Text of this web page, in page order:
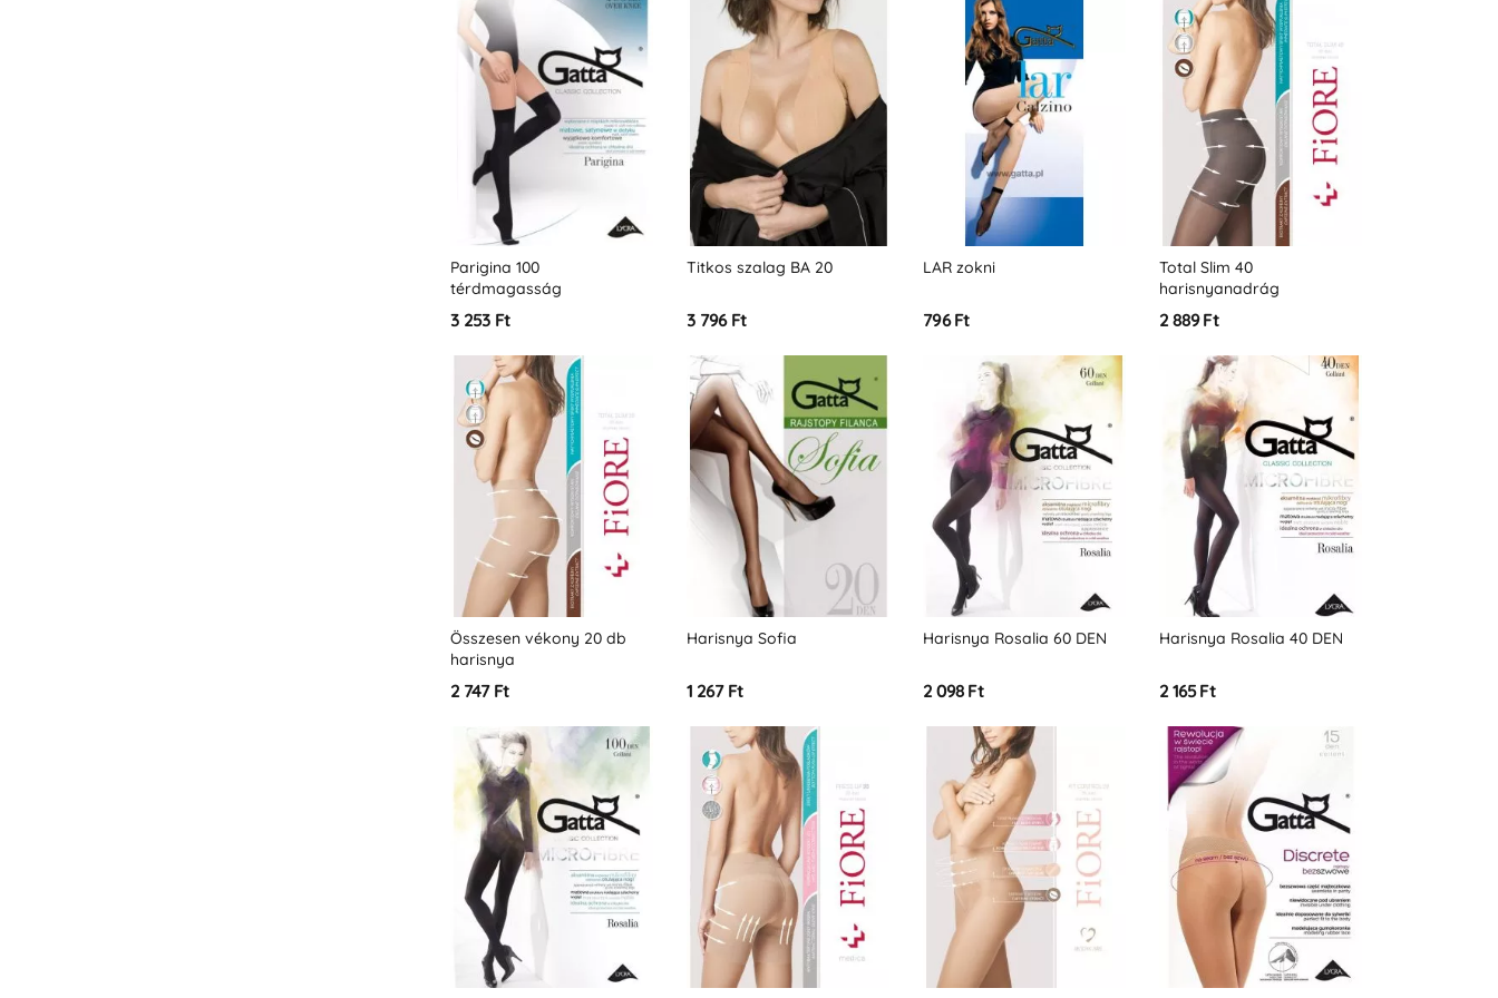
Parigina 100
térdmagasság
3 253 Ft
Titkos szalag BA 20
3 796 Ft
LAR zokni
796 Ft
Total Slim 40
harisnyanadrág
2 889 Ft
Összesen vékony 20 db
harisnya
2 747 Ft
Harisnya Sofia
1 267 Ft
Harisnya Rosalia 60 DEN
2 098 Ft
Harisnya Rosalia 40 DEN
2 165 Ft